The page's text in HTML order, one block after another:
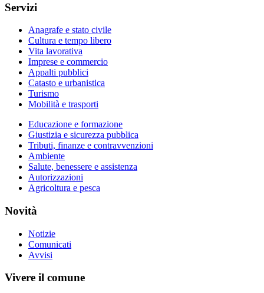
Servizi
Anagrafe e stato civile
Cultura e tempo libero
Vita lavorativa
Imprese e commercio
Appalti pubblici
Catasto e urbanistica
Turismo
Mobilità e trasporti
Educazione e formazione
Giustizia e sicurezza pubblica
Tributi, finanze e contravvenzioni
Ambiente
Salute, benessere e assistenza
Autorizzazioni
Agricoltura e pesca
Novità
Notizie
Comunicati
Avvisi
Vivere il comune